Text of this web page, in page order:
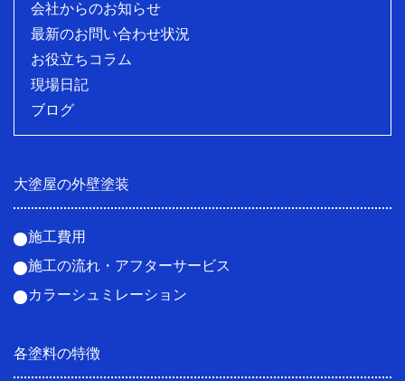
会社からのお知らせ
最新のお問い合わせ状況
お役立ちコラム
現場日記
ブログ
大塗屋の外壁塗装
施工費用
施工の流れ・アフターサービス
カラーシュミレーション
各塗料の特徴